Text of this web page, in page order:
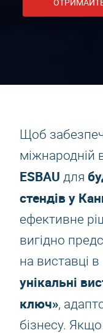
Щоб
міжнародній
ESBAU для
стендів у
ефективне
вигідно
на виставці
унікальні
ключ»,
бізнесу.